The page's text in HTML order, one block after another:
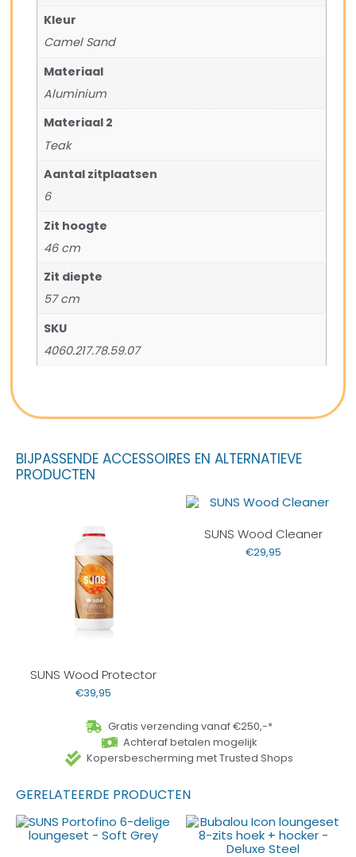
Kleur
Camel Sand
Materiaal
Aluminium
Materiaal 2
Teak
Aantal zitplaatsen
6
Zit hoogte
46 cm
Zit diepte
57 cm
SKU
4060.217.78.59.07
BIJPASSENDE ACCESSOIRES EN ALTERNATIEVE
PRODUCTEN
SUNS Wood Protector
€39,95
SUNS Wood Cleaner
€29,95
Gratis verzending vanaf €250,-*
Achteraf betalen mogelijk
Kopersbescherming met Trusted Shops
GERELATEERDE PRODUCTEN